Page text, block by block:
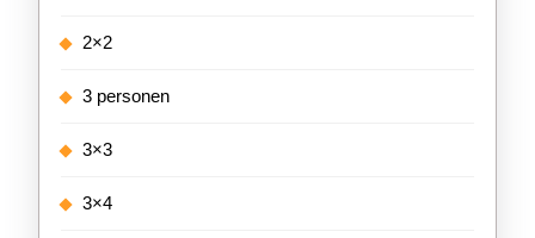
2×2
3 personen
3×3
3×4